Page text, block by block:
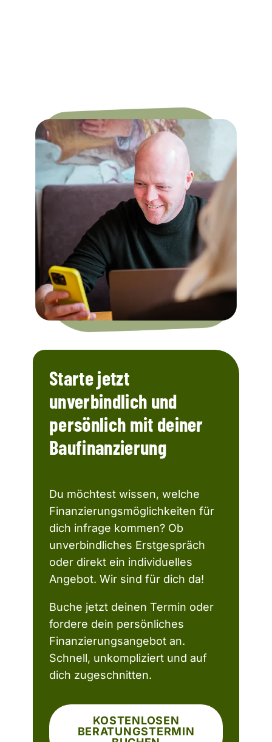
Starte jetzt
unverbindlich und
persönlich mit deiner
Baufinanzierung
Du möchtest wissen, welche
Finanzierungsmöglichkeiten für
dich infrage kommen? Ob
unverbindliches Erstgespräch
oder direkt ein individuelles
Angebot. Wir sind für dich da!
Buche jetzt deinen Termin oder
fordere dein persönliches
Finanzierungsangebot an.
Schnell, unkompliziert und auf
dich zugeschnitten.
KOSTENLOSEN
BERATUNGSTERMIN